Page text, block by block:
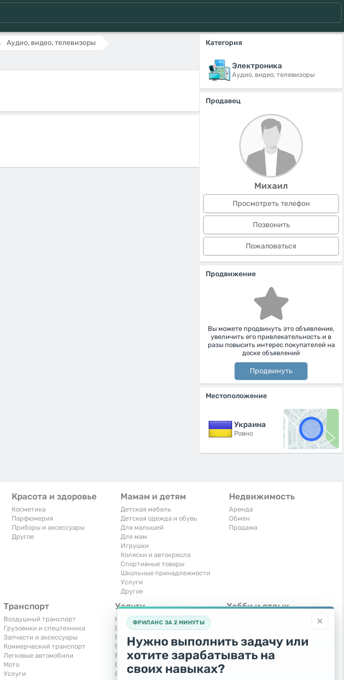
Аудио, видео, телевизоры Категория
Электроника
Аудио, видео, телевизоры
Продавец
Михаил
Просмотреть телефон
Позвонить
Пожаловаться
Продвижение
Вы можете продвинуть это объявление,
увеличить его привлекательность и в
разы повысить интерес покупателей на
доске объявлений
Продвинуть
Местоположение
Украина
Ровно
Красота и здоровье
Косметика
Парфюмерия
Приборы и аксессуары
Другое
Мамам и детям
Детская мебель
Детская одежда и обувь
Для малышей
Для мам
Игрушки
Коляски и автокресла
Спортивные товары
Школьные принадлежности
Услуги
Другое
Недвижимость
Аренда
Обмен
Продажа
Транспорт
Воздушный транспорт
Грузовики и спецтехника
Запчасти и аксессуары
Коммерческий транспорт
Легковые автомобили
Мото
Услуги
Услуги
Компьютеры, интернет
Обучение и репетиторство
Перевозки и транспорт
Праздники и мероприятия
Ремонт и установка техники
Сиделки, горничные
Строительство и ремонт
Хобби и отдых
Спорт и отдых
Другое
×
ФРИЛАНС ЗА 2 МИНУТЫ
Нужно выполнить задачу или
хотите зарабатывать на
своих навыках?